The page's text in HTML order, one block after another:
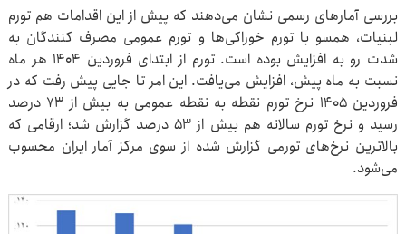
بررسی آمارهای رسمی نشان می‌دهند که پیش از این اقدامات هم تورم
لبنیات، همسو با تورم خوراکی‌ها و تورم عمومی مصرف کنندگان به
شدت رو به افزایش بوده است. تورم از ابتدای فروردین ۱۴۰۴ هر ماه
نسبت به ماه پیش، افزایش می‌یافت. این امر تا جایی پیش رفت که در
فروردین ۱۴۰۵ نرخ تورم نقطه به نقطه عمومی به بیش از ۷۳ درصد
رسید و نرخ تورم سالانه هم بیش از ۵۳ درصد گزارش شد؛ ارقامی که
بالاترین نرخ‌های تورمی گزارش شده از سوی مرکز آمار ایران محسوب
می‌شود.